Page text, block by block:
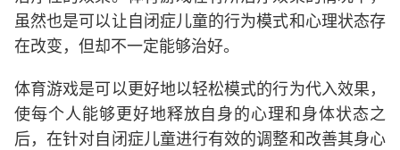
虽然也是可以让自闭症儿童的行为模式和心理状态存
在改变，但却不一定能够治好。
体育游戏是可以更好地以轻松模式的行为代入效果，
使每个人能够更好地释放自身的心理和身体状态之
后，在针对自闭症儿童进行有效的调整和改善其身心